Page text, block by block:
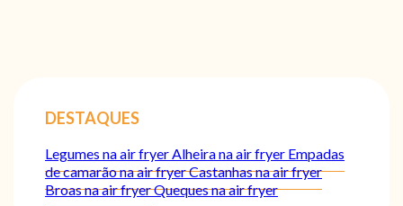
DESTAQUES
Legumes na air fryer Alheira na air fryer Empadas
de camarão na air fryerCastanhas na air fryer
Broas na air fryerQueques na air fryer